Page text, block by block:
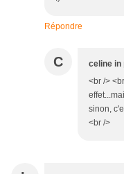
Répondre
C celine in
<br />
sinon,
<br />